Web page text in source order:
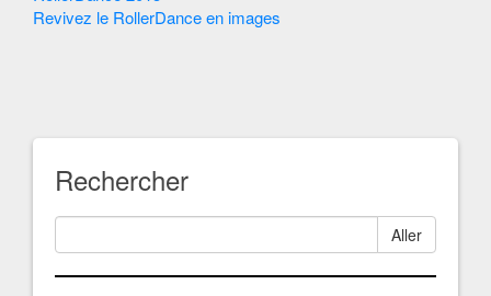
Articles
Revivez le RollerDance en images
Rechercher
Aller